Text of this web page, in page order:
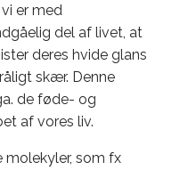
er med
del af livet, at
deres hvide glans
skær. Denne
de føde- og
af vores liv.
molekyler, som fx